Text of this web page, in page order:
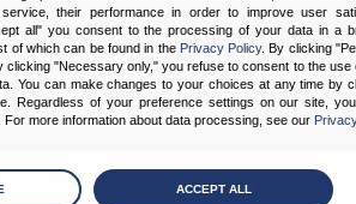
their performance in order to improve user
all" you consent to the processing of your data in a
of which can be found in the Privacy Policy. By clicking
"Necessary only," you refuse to consent to the use
You can make changes to your choices at any time by
Regardless of your preference settings on our site,
more information about data processing, see our
ACCEPT ALL
ludzi. Przykładem
Ci humor, lub bardziej
działają na